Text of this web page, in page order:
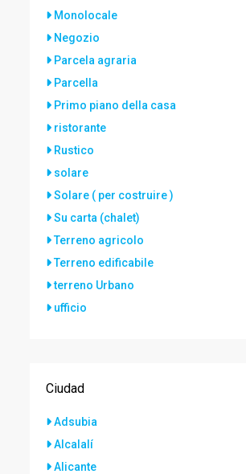
Monolocale
Negozio
Parcela agraria
Parcella
Primo piano della casa
ristorante
Rustico
solare
Solare ( per costruire )
Su carta (chalet)
Terreno agricolo
Terreno edificabile
terreno Urbano
ufficio
Ciudad
Adsubia
Alcalalí
Alicante